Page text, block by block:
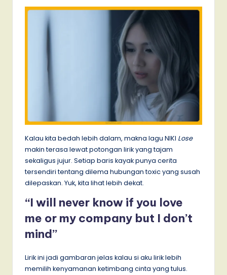
Kalau kita bedah lebih dalam, makna lagu NIKI Lose
makin terasa lewat potongan lirik yang tajam
sekaligus jujur. Setiap baris kayak punya cerita
tersendiri tentang dilema hubungan toxic yang susah
dilepaskan. Yuk, kita lihat lebih dekat.
“I will never know if you love
me or my company but I don’t
mind”
Lirik ini jadi gambaran jelas kalau si aku lirik lebih
memilih kenyamanan ketimbang cinta yang tulus.